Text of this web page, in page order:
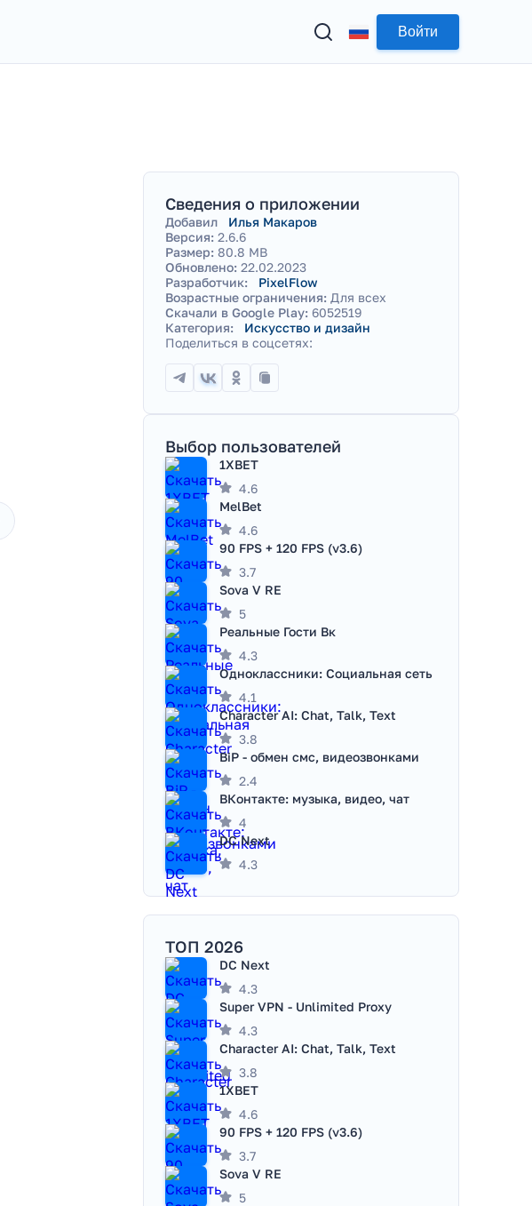
Войти
Сведения о приложении
Добавил
Илья Макаров
Версия: 2.6.6
Размер: 80.8 MB
Обновлено: 22.02.2023
Разработчик:
PixelFlow
Возрастные ограничения: Для всех
Скачали в Google Play: 6052519
Категория:
Искусство и дизайн
Поделиться в соцсетях:
Выбор пользователей
1XBET
4.6
MelBet
4.6
90 FPS + 120 FPS (v3.6)
3.7
Sova V RE
5
Реальные Гости Вк
4.3
Одноклассники: Социальная сеть
4.1
Character AI: Chat, Talk, Text
3.8
BiP - обмен смс, видеозвонками
2.4
ВКонтакте: музыка, видео, чат
4
DC Next
4.3
ТОП 2026
DC Next
4.3
Super VPN - Unlimited Proxy
4.3
Character AI: Chat, Talk, Text
3.8
1XBET
4.6
90 FPS + 120 FPS (v3.6)
3.7
Sova V RE
5